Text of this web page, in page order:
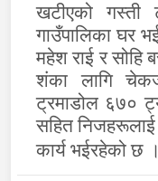
खटीएको गस्ती
गाउँपालिका घर
महेश राई र सोहि
शंका लागि
ट्रमाडोल ६७०
सहित
कार्य भईरहेको छ ।